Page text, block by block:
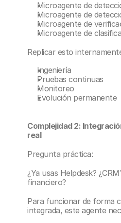
Microagente de
Microagente de
Microagente de
Microagente de
Replicar esto
Ingeniería
Pruebas continuas
Monitoreo
Evolución permanente
Complejidad 2:
real
Pregunta práctica:
¿Ya usas Helpdesk?
financiero?
Para funcionar de forma
integrada, este agente